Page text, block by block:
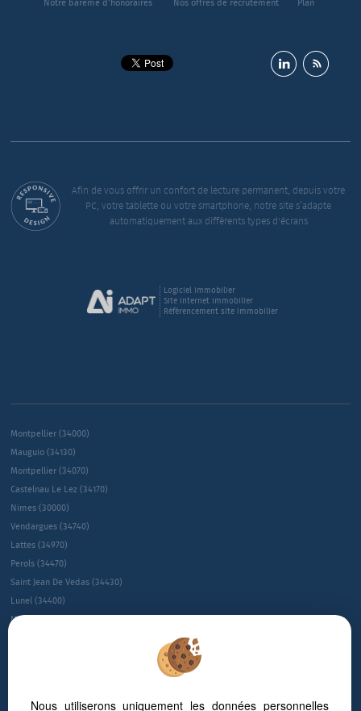
Notre barème d'honoraires
Nos offres de recrutement Plan
Afin de vous offrir un confort de lecture permanent, depuis votre
PC, votre tablette ou votre smartphone, notre site s’adapte
automatiquement aux différents types d'écrans
Logiciel immobilier
Site internet immobilier
Référencement site immobilier
Montpellier (34000)
Mauguio (34130)
Montpellier (34070)
Castelnau Le Lez (34170)
Nimes (30000)
Vendargues (34740)
Lattes (34970)
Perols (34470)
Saint Jean De Vedas (34430)
Lunel (34400)
Montpellier (34080)
Nous utiliserons uniquement les données personnelles